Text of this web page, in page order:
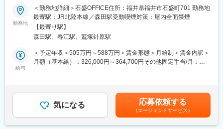
・残業削減の取り組み：ipadを利用した業務の効率化、TV会議シ
ステムの導入、派遣社員・外注業者の導入
■企業魅力
名度は高く、培った実績からお客様からの厚い信頼をいただいて
おります。
■教育/資格補助制度
・講習会・勉強会の費用は会社が負担しています。また勉強でき
＼当社のポイント／
「私たちがめざすのは、電気で元気な街づくり」
・当社は、110年以上の歴史を持ち、電気機器の販売から設備工
事までを一貫して手がける総合電機企業です。地域密着型の事業
展開と社員の成長を支える制度が整っており、安定した環境で専
門性を高めながら働ける魅力があります。
件の見積作成と原価計算、図面作成、必要に応じた現場確認など
を行います。
勤務地
＜勤務地詳細＞石盛OFFICE住所：福井県福井市石盛町701 勤務地
最寄駅：JR北陸本線／森田駅受動喫煙対策：屋内全面禁煙
【最寄り駅】
森田駅、春江駅、鷲塚針原駅
給与
＜予定年収＞505万円～588万円＜賃金形態＞月給制＜賃金内訳＞
月額（基本給）：326,000円～364,700円その他固定手当/月：
年2回（７月・12月）／計2.2ヶ月分（前年度実績）■資格手当：
～４８，０００円賃金はあくまでも目安の金額であり、選考を通
じて上下する可能性があります。月給(月額)は固定手当を含めた表
記です。
気になる 応募依頼する
（エージェントサービス）